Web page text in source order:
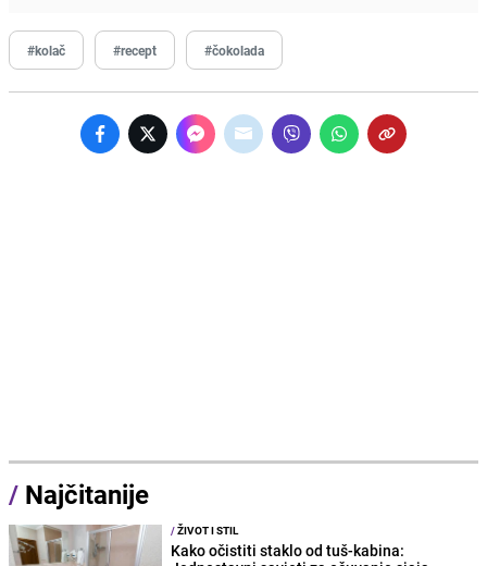
#kolač #recept #čokolada
/ Najčitanije
/ŽIVOT I STIL
Kako očistiti staklo od tuš-kabina: